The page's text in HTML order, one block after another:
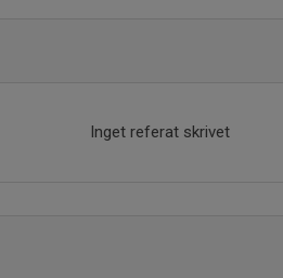
Inget referat skrivet